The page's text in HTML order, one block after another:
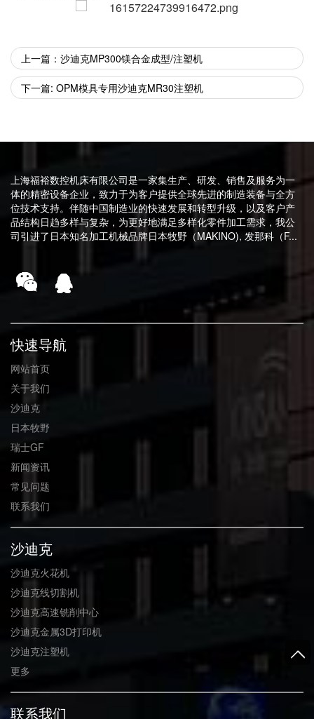
上一篇：沙迪克MP300镁合金成型/注塑机
下一篇: OPM模具专用沙迪克MR30注塑机
上海福裕数控机床有限公司是一家集生产、研发、销售及服务为一
体的精密设备企业，致力于为客户提供全球先进的制造装备与全方
位技术支持。伴随中国制造业的快速发展和转型升级，以及客户产
品结构日趋多样与复杂，为更好地满足多样化零件加工需求，我公
司引进了日本知名加工机械品牌日本牧野（MAKINO), 发那科（F...
快速导航
网站首页
关于我们
沙迪克
日本牧野
瑞士GF
新闻资讯
常见问题
联系我们
沙迪克
沙迪克火花机
沙迪克线切割机
沙迪克高速铣削中心
沙迪克金属3D打印机
沙迪克注塑机
更多
联系我们